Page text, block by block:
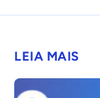
LEIA MAIS